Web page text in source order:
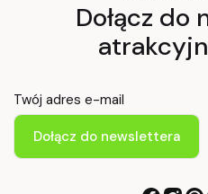
Dołącz do
Twój adres e-mail
Dołącz do newslettera